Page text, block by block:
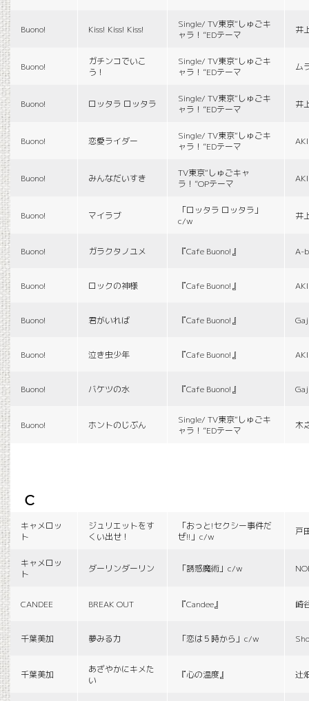
Buono! Kiss! Kiss! Kiss!
Single/ TV東京“しゅごキ
ャラ！”EDテーマ
井
Buono!
ガチンコでいこ
う！
Single/ TV東京“しゅごキ
ャラ！”EDテーマ
ム
Buono! ロッタラ ロッタラ
Single/ TV東京“しゅごキ
ャラ！”EDテーマ
井
Buono! 恋愛ライダー
Single/ TV東京“しゅごキ
ャラ！”EDテーマ
Buono! みんなだいすき
TV東京“しゅごキャ
ラ！”OPテーマ
Buono! マイラブ
「ロッタラ ロッタラ」
c/w
井
Buono! ガラクタノユメ 『Cafe Buono!』 A-
Buono! ロックの神様 『Cafe Buono!』
Buono! 君がいれば 『Cafe Buono!』
Buono! 泣き虫少年 『Cafe Buono!』
Buono! バケツの水 『Cafe Buono!』
Buono! ホントのじぶん
Single/ TV東京“しゅごキ
ャラ！”EDテーマ
木
c
キャメロッ
ト
ジュリエットをす
くい出せ！
「おっと!セクシー事件だ
ぜ!!」c/w
戸
キャメロッ
ト
ダーリンダーリン 「誘惑魔術」c/w
CANDEE BREAK OUT 『Candee』 崎
千葉美加 夢みる力 「恋は５時から」c/w
千葉美加
あざやかにキメた
い
『心の温度』 辻